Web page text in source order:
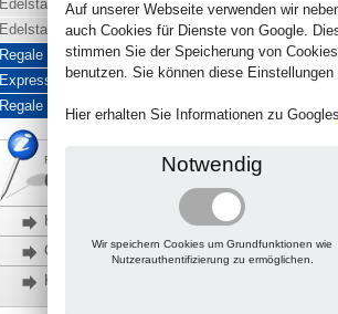
Edelstahlregal Baukasten
Edelstahlregal Kombinationen
Regale aus Aluminium
Express-Produkte
Regale Reduziert
Rückfragen, Hilfe, Bestellen?
06201 690095-0
Häufige Fragen
Glossar
Kontakt
Auf unserer Webseite verwenden wir
auch Cookies für Dienste von Google.
stimmen Sie der Speicherung von
benutzen. Sie können diese
Hier erhalten Sie Informationen zu Googles
Notwendig
Wir speichern Cookies um Grundfunktionen wie
Nutzerauthentifizierung zu ermöglichen.